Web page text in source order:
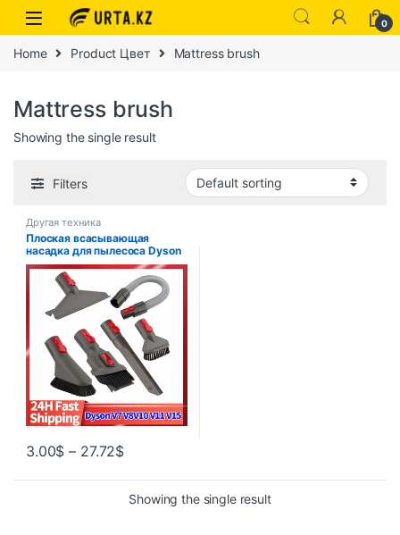
0
Home Product Цвет Mattress brush
Mattress brush
Showing the single result
Filters
Другая техника
Плоская всасывающая
насадка для пылесоса Dyson
V7 V8 V10 V11 V12 V15,
насадка для матраса,
круглая щетка, мягкие
детали щетки
3.00$ – 27.72$
Showing the single result